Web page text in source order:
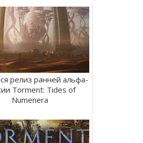
релиз ранней альфа-
Torment: Tides of
Numenera